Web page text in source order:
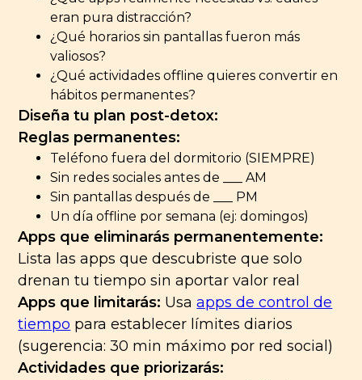
eran pura distracción?
¿Qué horarios sin pantallas fueron más
valiosos?
¿Qué actividades offline quieres convertir en
hábitos permanentes?
Diseña tu plan post-detox:
Reglas permanentes:
Teléfono fuera del dormitorio (SIEMPRE)
Sin redes sociales antes de ___ AM
Sin pantallas después de ___ PM
Un día offline por semana (ej: domingos)
Apps que eliminarás permanentemente:
Lista las apps que descubriste que solo
drenan tu tiempo sin aportar valor real
Apps que limitarás: Usaapps de control de
tiempo para establecer límites diarios
(sugerencia: 30 min máximo por red social)
Actividades que priorizarás: